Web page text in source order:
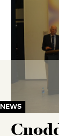
NEWS